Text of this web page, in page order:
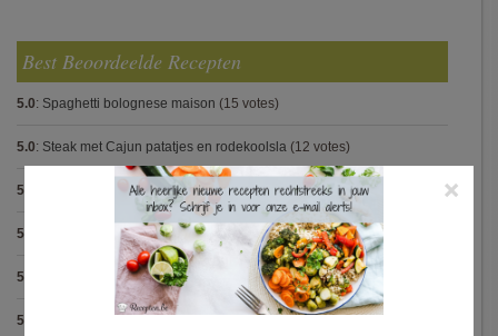
Best Beoordeelde Recepten
5.0: Spaghetti bolognese maison (15 votes)
5.0: Steak met Cajun patatjes en rodekoolsla (12 votes)
5.0 Pasta carbonara met mosselen(5 votes)
5.0 (5 votes)
5.0 Spaghetti met krokante kip
5.0
×